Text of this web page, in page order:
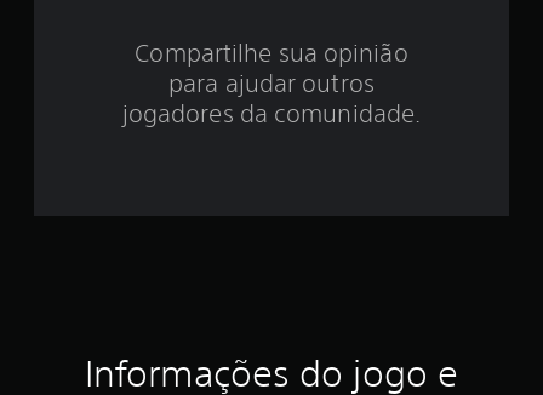
e
Compartilhe sua opinião
para ajudar outros
jogadores da comunidade.
Informações do jogo e